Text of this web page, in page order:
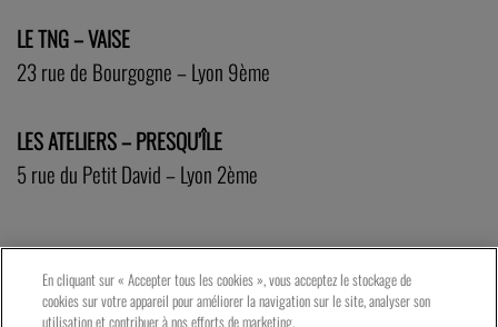
LE TNG – VAISE
23 rue de Bourgogne – Lyon 9ème
LES ATELIERS – PRESQU’ÎLE
5 rue du Petit David – Lyon 2ème
En cliquant sur « Accepter tous les cookies », vous acceptez le stockage de
cookies sur votre appareil pour améliorer la navigation sur le site, analyser son
utilisation et contribuer à nos efforts de marketing.